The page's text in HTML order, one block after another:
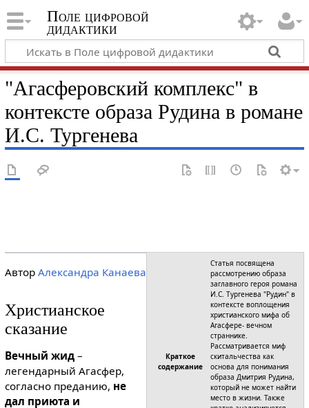
Поле цифровой
дидактики
"Агасферовский комплекс" в
контексте образа Рудина в романе
И.С. Тургенева
Краткое
содержание
Статья посвящена
рассмотрению образа
заглавного героя романа
И.С. Тургенева "Рудин" в
контексте воплощения
христианского мифа об
Агасфере- вечном
страннике.
Рассматривается миф
скитальчества как
основа для понимания
образа Дмитрия Рудина,
который не может найти
место в жизни. Также
Автор Александра Канаева
Христианское
сказание
Вечный жид–
легендарный Агасфер,
согласно преданию, не
дал приюта и